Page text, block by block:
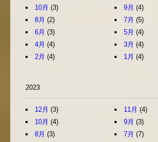
10月 (3) 9月 (4)
8月 (2) 7月 (5)
6月 (3) 5月 (4)
4月 (4) 3月 (4)
2月 (4) 1月 (4)
2023
12月 (3) 11月 (4)
10月 (4) 9月 (3)
8月 (3) 7月 (7)